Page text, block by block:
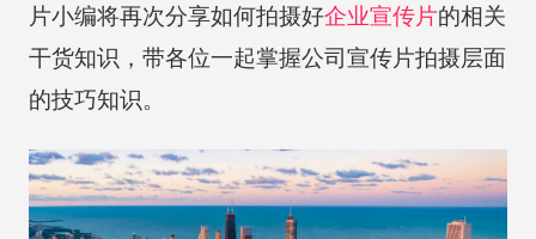
片小编将再次分享如何拍摄好企业宣传片的相关
干货知识，带各位一起掌握公司宣传片拍摄层面
的技巧知识。